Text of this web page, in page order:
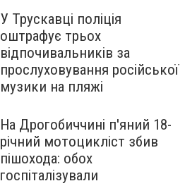
У Трускавці поліція
оштрафує трьох
відпочивальників за
прослуховування російської
музики на пляжі
На Дрогобиччині п'яний 18-
річний мотоцикліст збив
пішохода: обох
госпіталізували